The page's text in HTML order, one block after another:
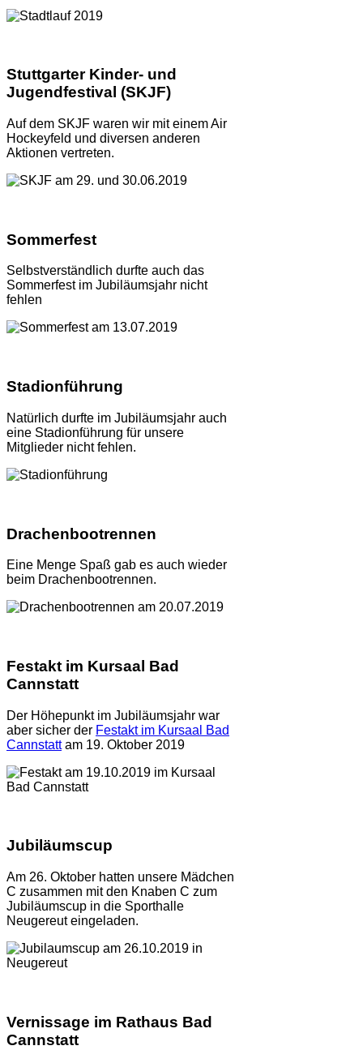
Stuttgarter Kinder- und
Jugendfestival (SKJF)
Auf dem SKJF waren wir mit einem Air
Hockeyfeld und diversen anderen
Aktionen vertreten.
Sommerfest
Selbstverständlich durfte auch das
Sommerfest im Jubiläumsjahr nicht
fehlen
Stadionführung
Natürlich durfte im Jubiläumsjahr auch
eine Stadionführung für unsere
Mitglieder nicht fehlen.
Drachenbootrennen
Eine Menge Spaß gab es auch wieder
beim Drachenbootrennen.
Festakt im Kursaal Bad
Cannstatt
Der Höhepunkt im Jubiläumsjahr war
aber sicher der Festakt im Kursaal Bad
Cannstattam 19. Oktober 2019
Jubiläumscup
Am 26. Oktober hatten unsere Mädchen
C zusammen mit den Knaben C zum
Jubiläumscup in die Sporthalle
Neugereut eingeladen.
Vernissage im Rathaus Bad
Cannstatt